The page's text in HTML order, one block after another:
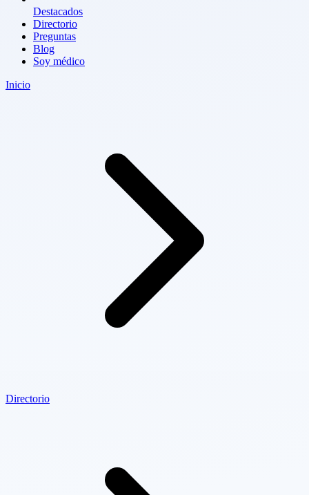
Destacados
Directorio
Preguntas
Blog
Soy médico
Inicio
Directorio